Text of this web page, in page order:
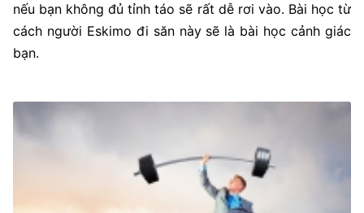
nếu bạn không đủ tỉnh táo sẽ rất dễ rơi vào. Bài học từ
cách người Eskimo đi săn này sẽ là bài học cảnh giác
bạn.